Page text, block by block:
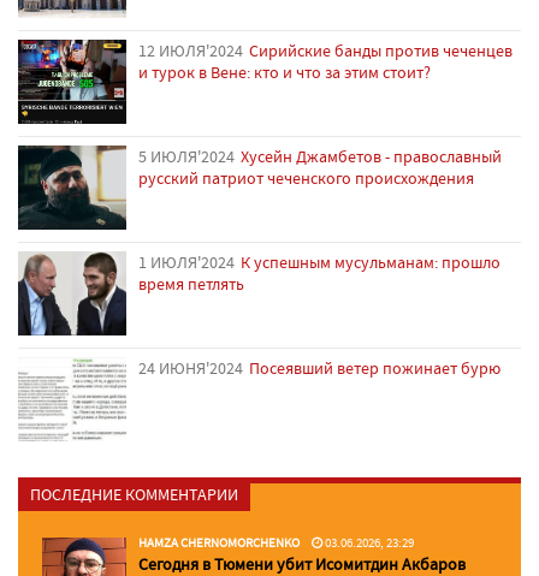
12 ИЮЛЯ'2024 Сирийские банды против чеченцев
и турок в Вене: кто и что за этим стоит?
5 ИЮЛЯ'2024 Хусейн Джамбетов - православный
русский патриот чеченского происхождения
1 ИЮЛЯ'2024 К успешным мусульманам: прошло
время петлять
24 ИЮНЯ'2024 Посеявший ветер пожинает бурю
ПОСЛЕДНИЕ КОММЕНТАРИИ
HAMZA CHERNOMORCHENKO 03.06.2026, 23:29
Сегодня в Тюмени убит Исомитдин Акбаров